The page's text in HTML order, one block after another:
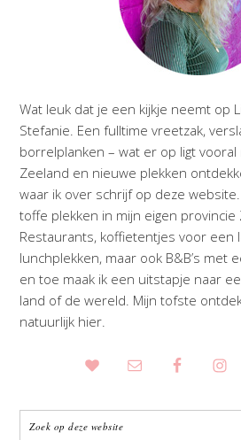
Wat leuk dat je een kijkje neemt op
Stefanie. Een fulltime vreetzak,
borrelplanken – wat er op ligt vooral
Zeeland en nieuwe plekken
waar ik over schrijf op deze
toffe plekken in mijn eigen provincie
Restaurants, koffietentjes voor een
lunchplekken, maar ook B&B’s met
en toe maak ik een uitstapje naar
land of de wereld. Mijn tofste
natuurlijk hier.